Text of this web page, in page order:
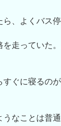
、よくバス
走っていた
ぐに寝るの
なことは普通